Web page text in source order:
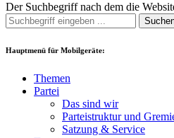
Der Suchbegriff nach dem die
Hauptmenü für Mobilgeräte:
Themen
Partei
Das sind wir
Parteistruktur und
Satzung & Service